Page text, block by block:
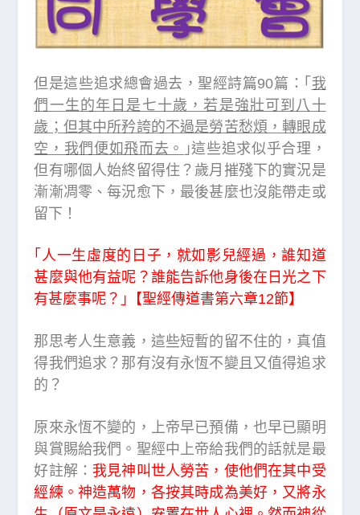
但是這些追求總會過去，聖經詩篇90篇：｢ 我
們一生的年日是七十歲，若是強壯可到八十
歲；但其中所矜誇的不過是勞苦愁煩，轉眼成
空，我們便如飛而去。 ｣這些追求似乎合理，
但有哪個人始終留得住？歲月摧殘下的實況是
漸漸凋零、每況愈下，最後甚麼也沒能帶走或
留下！
｢人一生虛度的日子，就如影兒經過，誰知道
甚麼與他有益呢？誰能告訴他身後在日光之下
有甚麼事呢？｣【聖經傳道書第六章12節】
那思考人生意義，這些短暫的留不住的，真值
得我們追求？那有沒有永恆不變且又值得追求
的？
原來永恆不變的，上帝早已預備，也早已顯明
與賞賜給我們。聖經中上帝給我們的話就是最
好註解： 我見神叫世人勞苦，使他們在其中受
經練。神造萬物，各按其時成為美好，又將永